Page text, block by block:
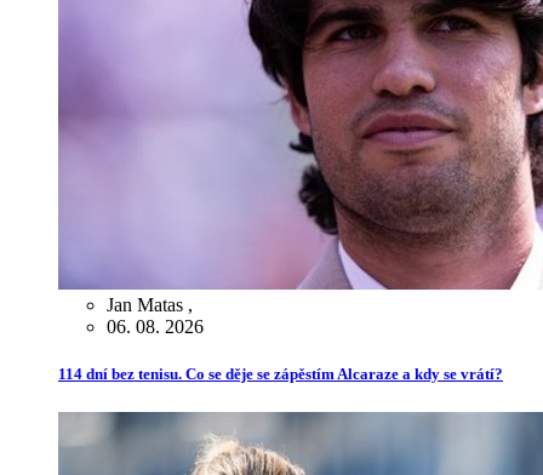
Jan Matas ,
06. 08. 2026
114 dní bez tenisu. Co se děje se zápěstím Alcaraze a kdy se vrátí?